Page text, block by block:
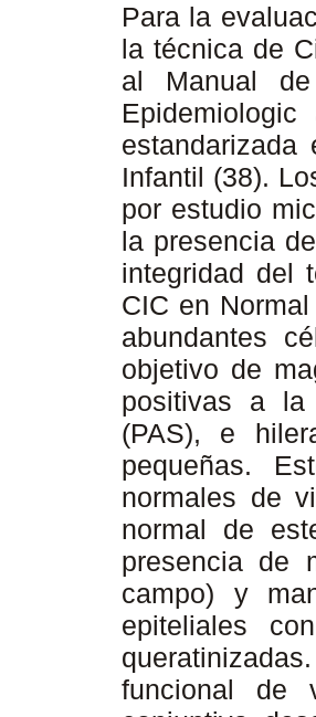
Para la
la técnica de
al Manual
Infantil (38).
por estudio
la presencia
integridad del
CIC en
abundantes
objetivo de
positivas a la
(PAS), e
pequeñas.
normales de
normal de
presencia de
campo) y
epiteliales
funcional de